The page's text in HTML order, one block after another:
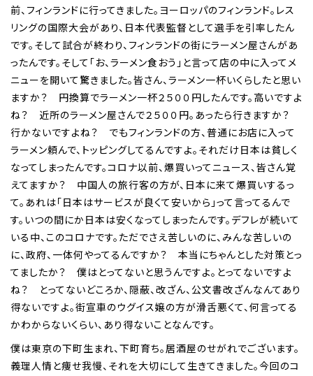
前、フィンランドに行ってきました。ヨーロッパのフィンランド。レス
リングの国際大会があり、日本代表監督として選手を引率したん
です。そして試合が終わり、フィンランドの街にラーメン屋さんがあ
ったんです。そして「お、ラーメン食おう」と言って店の中に入ってメ
ニューを開いて驚きました。皆さん、ラーメン一杯いくらしたと思い
ますか？ 円換算でラーメン一杯２５００円したんです。高いですよ
ね？ 近所のラーメン屋さんで２５００円。あったら行きますか？
行かないですよね？ でもフィンランドの方、普通にお店に入って
ラーメン頼んで、トッピングしてるんですよ。それだけ日本は貧しく
なってしまったんです。コロナ以前、爆買いってニュース、皆さん覚
えてますか？ 中国人の旅行客の方が、日本に来て爆買いするっ
て。あれは「日本はサービスが良くて安いから」って言ってるんで
す。いつの間にか日本は安くなってしまったんです。デフレが続いて
いる中、このコロナです。ただでさえ苦しいのに、みんな苦しいの
に、政府、一体何やってるんですか？ 本当にちゃんとした対策とっ
てましたか？ 僕はとってないと思うんですよ。とってないですよ
ね？ とってないどころか、隠蔽、改ざん、公文書改ざんなんてあり
得ないですよ。街宣車のウグイス嬢の方が滑舌悪くて、何言ってる
かわからないくらい、あり得ないことなんです。
僕は東京の下町生まれ、下町育ち。居酒屋のせがれでございます。
義理人情と痩せ我慢、それを大切にして生きてきました。今回のコ